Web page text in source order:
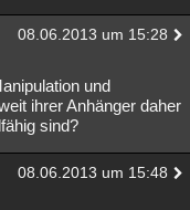
08.06.2013 um 15:28
und
ihrer Anhänger daher
sind?
08.06.2013 um 15:48